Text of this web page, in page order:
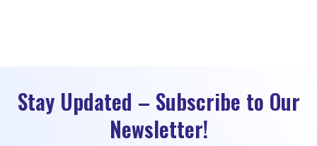
Stay Updated – Subscribe to Our
Newsletter!